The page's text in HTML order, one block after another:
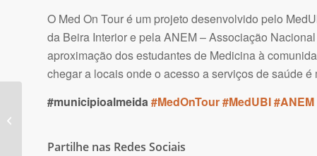
O Med On Tour é um projeto desenvolvido pelo
da Beira Interior e pela ANEM – Associação
aproximação dos estudantes de Medicina à
chegar a locais onde o acesso a serviços de saúde é
#municipioalmeida#MedOnTour#MedUBI#ANEM
Partilhe nas Redes Sociais
Classic Cars Tour de